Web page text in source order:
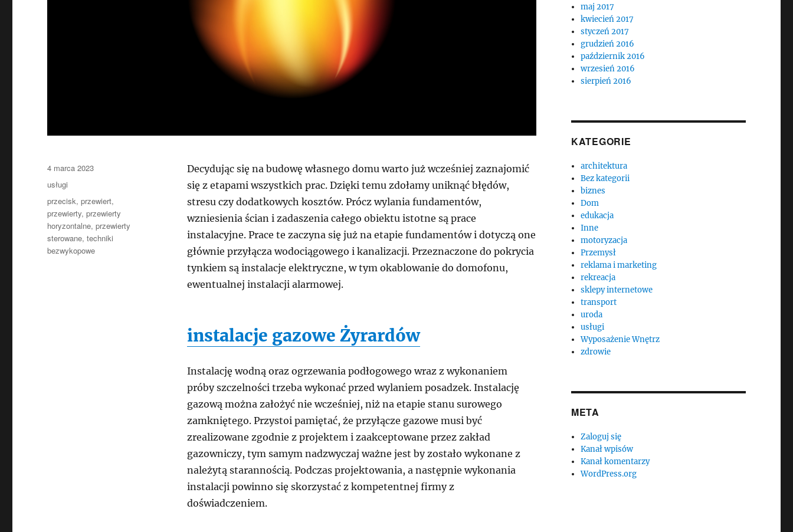
Decydując się na budowę własnego domu warto już wcześniej zaznajomić
się z etapami wszystkich prac. Dzięki temu zdołamy uniknąć błędów,
stresu czy dodatkowych kosztów. Prócz wylania fundamentów,
wzniesienia ścian i zadaszenia całego obiektu istotne są prace
instalacyjne. Prace te zaczyna się już na etapie fundamentów i dotyczą one
głównie przyłącza wodociągowego i kanalizacji. Przeznaczone do pokrycia
tynkiem są instalacje elektryczne, w tym okablowanie do domofonu,
ewentualnej instalacji alarmowej.
instalacje gazowe Żyrardów
Instalację wodną oraz ogrzewania podłogowego wraz z wykonaniem
próby szczelności trzeba wykonać przed wylaniem posadzek. Instalację
gazową można założyć nie wcześniej, niż na etapie stanu surowego
zamkniętego. Przystoi pamiętać, że przyłącze gazowe musi być
zrealizowane zgodnie z projektem i zaakceptowane przez zakład
gazowniczy, tym samym nadzwyczaj ważne jest by zostało wykonane z
należytą starannością. Podczas projektowania, a następnie wykonania
instalacji powinno się skorzystać z kompetentnej firmy z
doświadczeniem.
Data
publikacji
4 marca 2023
Kategorie
usługi
Tagi
przecisk,przewiert,
przewierty,przewierty
horyzontalne,przewierty
sterowane,techniki
bezwykopowe
maj 2017
kwiecień 2017
styczeń 2017
grudzień 2016
październik 2016
wrzesień 2016
sierpień 2016
KATEGORIE
architektura
Bez kategorii
biznes
Dom
edukacja
Inne
motoryzacja
Przemysł
reklama i marketing
rekreacja
sklepy internetowe
transport
uroda
usługi
Wyposażenie Wnętrz
zdrowie
META
Zaloguj się
Kanał wpisów
Kanał komentarzy
WordPress.org